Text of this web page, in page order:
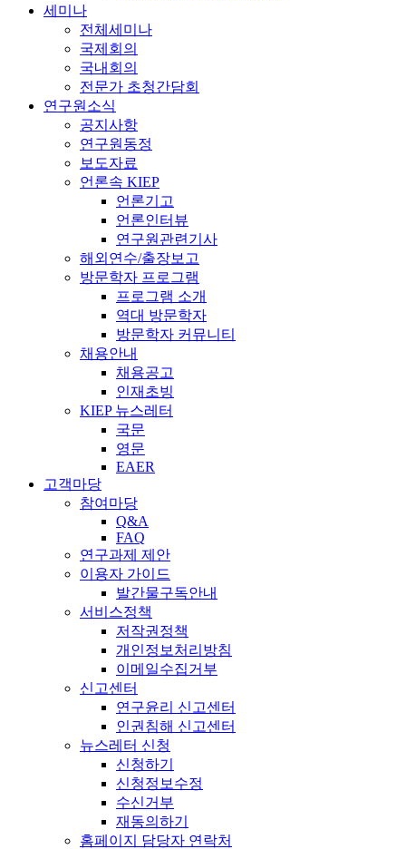
세미나
전체세미나
국제회의
국내회의
전문가 초청간담회
연구원소식
공지사항
연구원동정
보도자료
언론속 KIEP
언론기고
언론인터뷰
연구원관련기사
해외연수/출장보고
방문학자 프로그램
프로그램 소개
역대 방문학자
방문학자 커뮤니티
채용안내
채용공고
인재초빙
KIEP 뉴스레터
국문
영문
EAER
고객마당
참여마당
Q&A
FAQ
연구과제 제안
이용자 가이드
발간물구독안내
서비스정책
저작권정책
개인정보처리방침
이메일수집거부
신고센터
연구윤리 신고센터
인권침해 신고센터
뉴스레터 신청
신청하기
신청정보수정
수신거부
재동의하기
홈페이지 담당자 연락처